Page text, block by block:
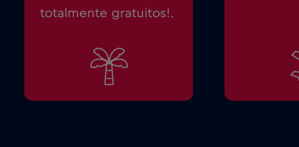
totalmente gratuitos!.